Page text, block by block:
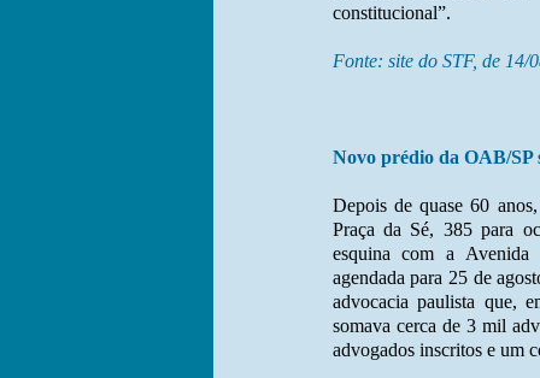
constitucional”.
Fonte: site do STF, de 14/
Novo prédio da OAB/SP
Depois de quase 60
Praça da Sé, 385 para
esquina com a
agendada para 25 de
advocacia paulista que,
somava cerca de 3 mil
advogados inscritos e um